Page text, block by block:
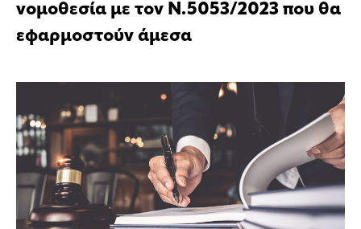
νομοθεσία με τον Ν.5053/2023 που θα
εφαρμοστούν άμεσα